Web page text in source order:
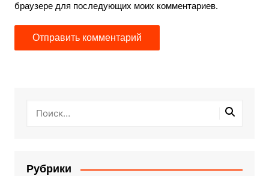
браузере для последующих моих комментариев.
Рубрики